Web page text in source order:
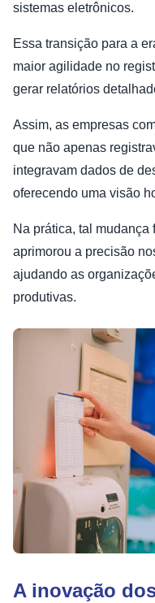
sistemas eletrônicos.
Essa transição para a
maior agilidade no
gerar relatórios
Assim, as empresas
que não apenas
integravam dados de
oferecendo uma visão
Na prática, tal
aprimorou a precisão
ajudando as
produtivas.
A inovação